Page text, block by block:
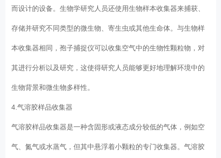
而设计的设备。生物学研究人员还使用生物样本收集器来捕获、
存储并研究不同类型的微生物、寄生虫或其他生命体。与生物样
本收集器相同，孢子捕捉仪可以收集空气中的生物性颗粒物，对
其进行分析以及研究，这使得研究人员能够更好地理解环境中的
生物背景和微生物多样性。
4.气溶胶样品收集器
气溶胶样品收集器是一种含固形或液态成分较低的气体，例如空
气、氮气或水蒸气，但其中悬浮着小颗粒的专门收集器。气溶胶